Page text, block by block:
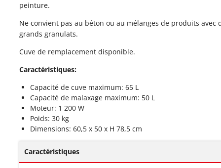
peinture.
Ne convient pas au béton ou au mélanges de produits avec
grands granulats.
Cuve de remplacement disponible.
Caractéristiques:
Capacité de cuve maximum: 65 L
Capacité de malaxage maximum: 50 L
Moteur: 1 200 W
Poids: 30 kg
Dimensions: 60,5 x 50 x H 78,5 cm
Caractéristiques